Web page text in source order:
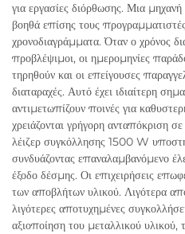
για εργασίες διόρθωσης. Μια
βοηθά επίσης τους
χρονοδιαγράμματα. Όταν ο χρόνος
προβλέψιμοι, οι ημερομηνίες
τηρηθούν και οι επείγουσες
διαταραχές. Αυτό έχει ιδιαίτερη
αντιμετωπίζουν ποινές για
χρειάζονται γρήγορη ανταπόκριση
λέιζερ συγκόλλησης 1500 W
συνδυάζοντας επαναλαμβανόμενο
έξοδο δέσμης. Οι επιχειρήσεις
των αποβλήτων υλικού. Λιγότερα
λιγότερες αποτυχημένες
αξιοποίηση του μεταλλικού